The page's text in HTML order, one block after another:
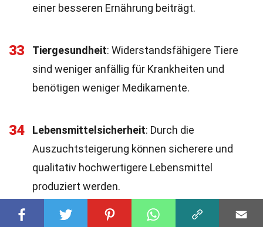
einer besseren Ernährung beiträgt.
33 Tiergesundheit: Widerstandsfähigere Tiere
sind weniger anfällig für Krankheiten und
benötigen weniger Medikamente.
34 Lebensmittelsicherheit: Durch die
Auszuchtsteigerung können sicherere und
qualitativ hochwertigere Lebensmittel
produziert werden.